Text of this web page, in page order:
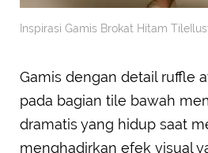
Inspirasi Gamis Brokat Hitam
Gamis dengan detail ruffle
pada bagian tile bawah
dramatis yang hidup saat
menghadirkan efek visual